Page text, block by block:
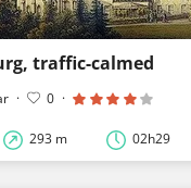
traffic-calmed
· 0 ·
293 m 02h29